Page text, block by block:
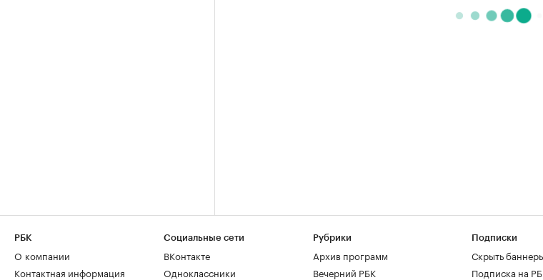
РБК
О компании
Контактная информация
Социальные сети
ВКонтакте
Одноклассники
Рубрики
Архив программ
Вечерний РБК
Подписки
Скрыть
Подписка на